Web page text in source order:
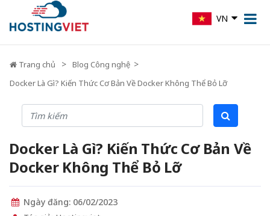
VN
Trang chủ
Blog Công nghệ
Docker Là Gì? Kiến Thức Cơ Bản Về Docker Không Thể Bỏ Lỡ
Docker Là Gì? Kiến Thức Cơ Bản Về
Docker Không Thể Bỏ Lỡ
Ngày đăng: 06/02/2023